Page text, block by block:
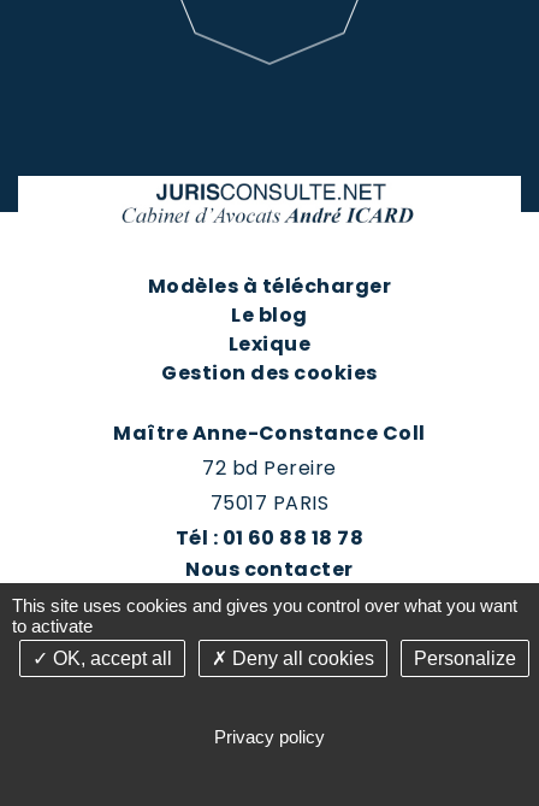
Modèles à télécharger
Le blog
Lexique
Gestion des cookies
Maître Anne-Constance Coll
72 bd Pereire
75017 PARIS
Tél : 01 60 88 18 78
Nous contacter
Prendre rendez-vous
This site uses cookies and gives you control over what you want
to activate
OK, accept all
Deny all cookies Personalize
Privacy policy